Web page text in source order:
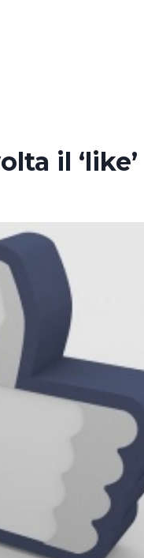
il ‘like’